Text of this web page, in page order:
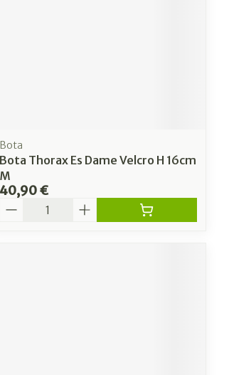
Bota
Bota Thorax Es Dame Velcro H 16cm
M
40,90 €
Quantité